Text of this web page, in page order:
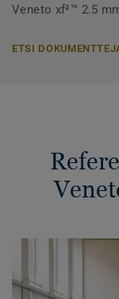
Veneto xf²™ 2.5
ETSI